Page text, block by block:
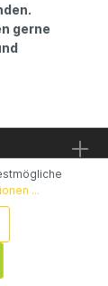
gerne
...